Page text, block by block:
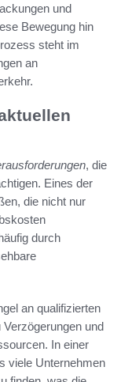
und
Bewegung hin
steht im
an
, die
Eines der
die nicht nur
durch
an qualifizierten
und
In einer
viele Unternehmen